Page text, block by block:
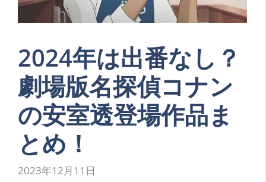
2024年は出番なし？
劇場版名探偵コナン
の安室透登場作品ま
とめ！
2023年12月11日